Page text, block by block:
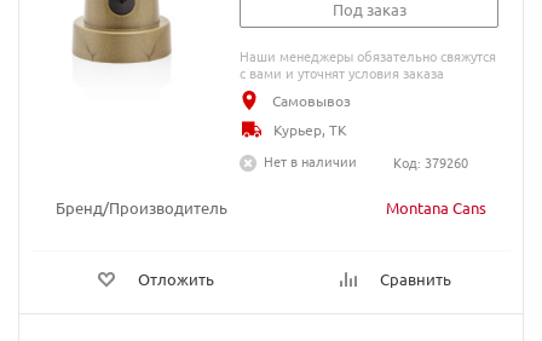
Бренд/Производитель Montana Cans
Отложить Сравнить
Под заказ
Наши менеджеры обязательно свяжутся
с вами и уточнят условия заказа
Самовывоз
Курьер, ТК
Нет в наличии
Код: 379260